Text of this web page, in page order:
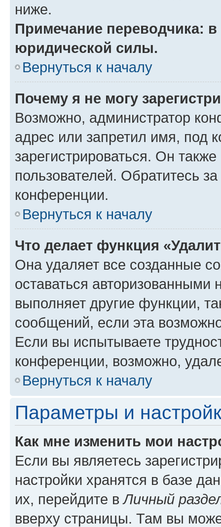
ниже.
Примечание переводчика:
юридической силы.
Вернуться к началу
Почему я не могу
Возможно, администратор
адрес или запретил имя, под
зарегистрироваться. Он
пользователей. Обратитесь
конференции.
Вернуться к началу
Что делает функция
Она удаляет все созданные
оставаться авторизованными
выполняет другие функции,
сообщений, если эта
Если вы испытываете
конференции, возможно,
Вернуться к началу
Параметры и
Как мне изменить мои
Если вы являетесь
настройки хранятся в базе
их, перейдите вЛичный
вверху страницы. Там вы